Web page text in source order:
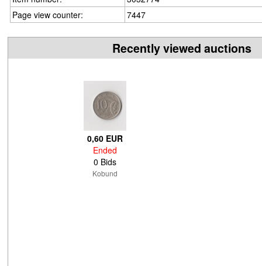
Page view counter:
7447
Recently viewed auctions
0,60 EUR
Ended
0 Bids
Kobund